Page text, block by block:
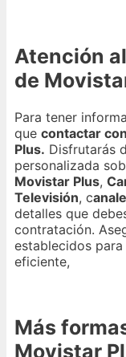
Atención
de
Para tener
que contactar
Plus. Disfrutarás
personalizada
Movistar Plus,
Televisión, c
detalles que
contratación.
establecidos
eficiente,
Más
Movistar